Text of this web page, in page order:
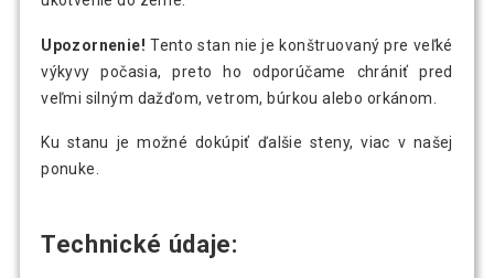
Upozornenie! Tento stan nie je konštruovaný pre veľké
výkyvy počasia, preto ho odporúčame chrániť pred
veľmi silným dažďom, vetrom, búrkou alebo orkánom.
Ku stanu je možné dokúpiť ďalšie steny, viac v našej
ponuke.
Technické údaje: